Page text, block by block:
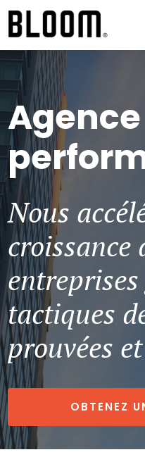
Nous
croissance
tactiques
prouvées
OBTENEZ